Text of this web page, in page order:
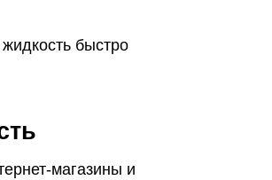
быстро
магазины и